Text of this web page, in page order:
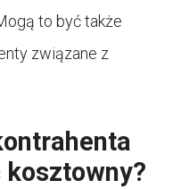
to być także
związane z